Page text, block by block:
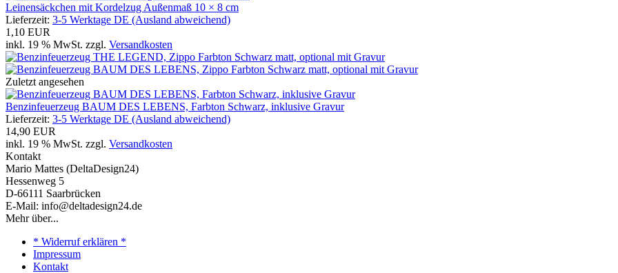
Leinensäckchen mit Kordelzug Außenmaß 10 × 8 cm
Lieferzeit: 3-5 Werktage DE (Ausland abweichend)
1,10 EUR
inkl. 19 % MwSt. zzgl. Versandkosten
Zuletzt angesehen
Benzinfeuerzeug BAUM DES LEBENS, Farbton Schwarz, inklusive Gravur
Lieferzeit: 3-5 Werktage DE (Ausland abweichend)
14,90 EUR
inkl. 19 % MwSt. zzgl. Versandkosten
Kontakt
Mario Mattes (DeltaDesign24)
Hessenweg 5
D-66111 Saarbrücken
E-Mail: info@deltadesign24.de
Mehr über...
* Widerruf erklären *
Impressum
Kontakt